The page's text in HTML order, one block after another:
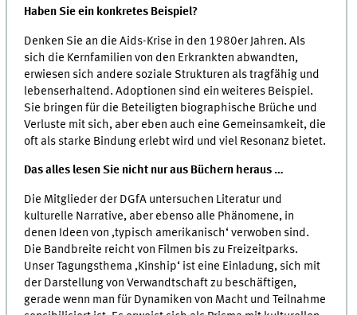
Haben Sie ein konkretes Beispiel?
Denken Sie an die Aids-Krise in den 1980er Jahren. Als
sich die Kernfamilien von den Erkrankten abwandten,
erwiesen sich andere soziale Strukturen als tragfähig und
lebenserhaltend. Adoptionen sind ein weiteres Beispiel.
Sie bringen für die Beteiligten biographische Brüche und
Verluste mit sich, aber eben auch eine Gemeinsamkeit, die
oft als starke Bindung erlebt wird und viel Resonanz bietet.
Das alles lesen Sie nicht nur aus Büchern heraus …
Die Mitglieder der DGfA untersuchen Literatur und
kulturelle Narrative, aber ebenso alle Phänomene, in
denen Ideen von ,typisch amerikanisch‘ verwoben sind.
Die Bandbreite reicht von Filmen bis zu Freizeitparks.
Unser Tagungsthema ‚Kinship‘ ist eine Einladung, sich mit
der Darstellung von Verwandtschaft zu beschäftigen,
gerade wenn man für Dynamiken von Macht und Teilnahme